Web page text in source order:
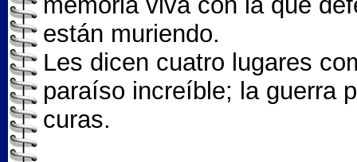
están muriendo.
Les dicen cuatro lugares
paraíso increíble; la guerra
curas.